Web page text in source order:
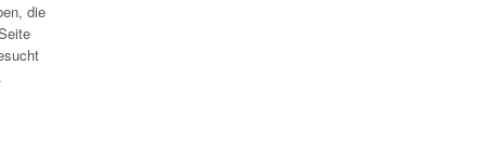
die